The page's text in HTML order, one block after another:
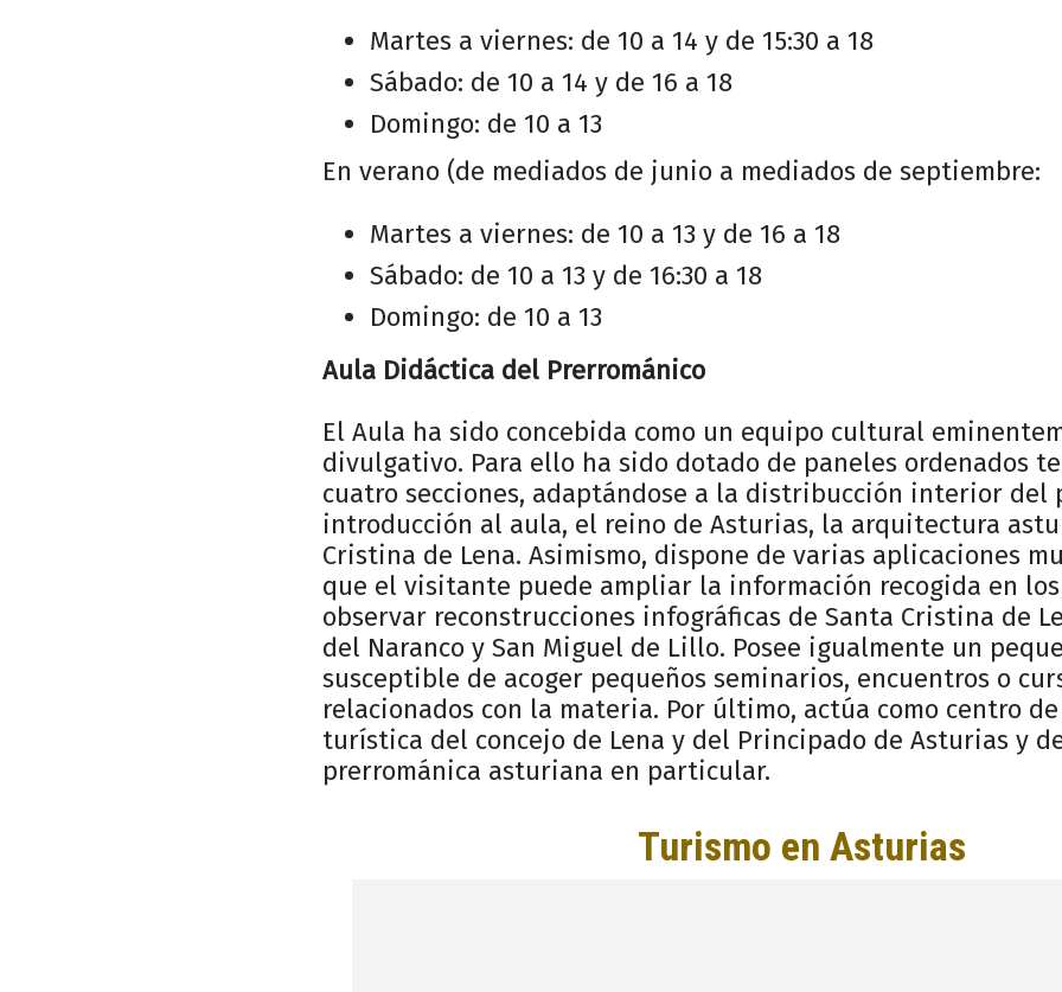
Martes a viernes: de 10 a 14 y de 15:30 a 18
Sábado: de 10 a 14 y de 16 a 18
Domingo: de 10 a 13
En verano (de mediados de junio a mediados de septiembre:
Martes a viernes: de 10 a 13 y de 16 a 18
Sábado: de 10 a 13 y de 16:30 a 18
Domingo: de 10 a 13
Aula Didáctica del Prerrománico
El Aula ha sido concebida como un equipo cultural
divulgativo. Para ello ha sido dotado de paneles ordenados
cuatro secciones, adaptándose a la distribucción interior del
introducción al aula, el reino de Asturias, la arquitectura
Cristina de Lena. Asimismo, dispone de varias aplicaciones
que el visitante puede ampliar la información recogida en
observar reconstrucciones infográficas de Santa Cristina de
del Naranco y San Miguel de Lillo. Posee igualmente un
susceptible de acoger pequeños seminarios, encuentros o
relacionados con la materia. Por último, actúa como centro
turística del concejo de Lena y del Principado de Asturias y
prerrománica asturiana en particular.